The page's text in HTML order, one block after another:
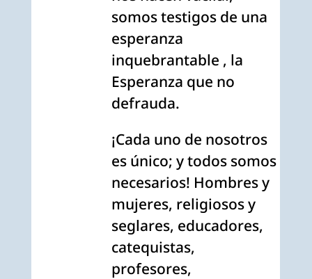
somos testigos de una
esperanza
inquebrantable , la
Esperanza que no
defrauda.
¡Cada uno de nosotros
es único; y todos somos
necesarios! Hombres y
mujeres, religiosos y
seglares, educadores,
catequistas,
profesores,